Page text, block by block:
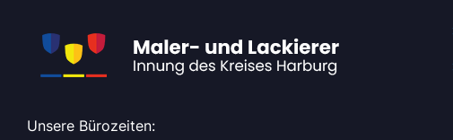
Unsere Bürozeiten: